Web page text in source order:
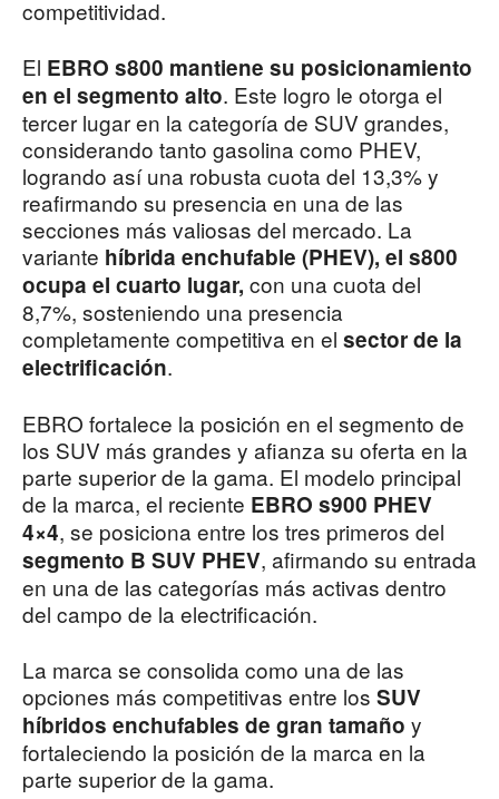
competitividad.
El EBRO s800 mantiene su posicionamiento
en el segmento alto. Este logro le otorga el
tercer lugar en la categoría de SUV grandes,
considerando tanto gasolina como PHEV,
logrando así una robusta cuota del 13,3% y
reafirmando su presencia en una de las
secciones más valiosas del mercado. La
variante híbrida enchufable (PHEV), el s800
ocupa el cuarto lugar, con una cuota del
8,7%, sosteniendo una presencia
completamente competitiva en el sector de la
electrificación.
EBRO fortalece la posición en el segmento de
los SUV más grandes y afianza su oferta en la
parte superior de la gama. El modelo principal
de la marca, el reciente EBRO s900 PHEV
4×4, se posiciona entre los tres primeros del
segmento B SUV PHEV, afirmando su entrada
en una de las categorías más activas dentro
del campo de la electrificación.
La marca se consolida como una de las
opciones más competitivas entre los SUV
híbridos enchufables de gran tamaño y
fortaleciendo la posición de la marca en la
parte superior de la gama.